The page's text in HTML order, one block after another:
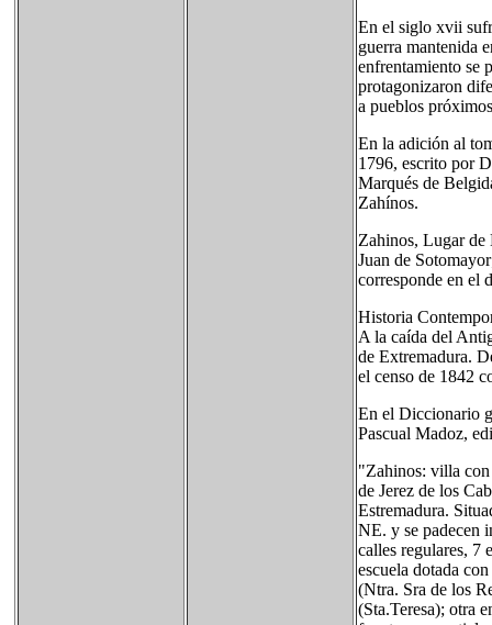
En el siglo xvii
guerra mantenida
enfrentamiento se
protagonizaron
a pueblos
En la adición al
1796, escrito por
Marqués de
Zahínos.
Zahinos, Lugar de
Juan de
corresponde en el
Historia
A la caída del
de Extremadura.
el censo de 1842
En el Diccionario
Pascual Madoz,
"Zahinos: villa
de Jerez de los
Estremadura.
NE. y se padecen
calles regulares, 7
escuela dotada
(Ntra. Sra de los
(Sta.Teresa); otra